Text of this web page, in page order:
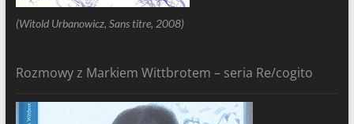
(Witold Urbanowicz, Sans titre, 2008)
Rozmowy z Markiem Wittbrotem – seria Re/cogito